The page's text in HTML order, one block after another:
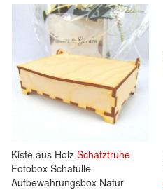
Kiste aus Holz Schatztruhe
Fotobox Schatulle
Aufbewahrungsbox Natur